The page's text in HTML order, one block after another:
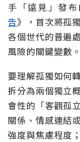
手「遠見」發
告》，首次將孤
各個世代的普遍
風險的關鍵變數。
要理解孤獨如何
拆分為兩個獨立
會性的「客觀孤
關係、情感連結
強度與焦慮程度